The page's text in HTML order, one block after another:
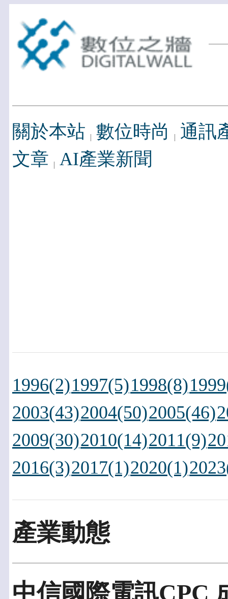
關於本站 數位時尚
通訊
文章 AI產業新聞
1996(2)1997(5)1998(8)
2003(43)2004(50)2005(46)
2009(30)2010(14)2011(9)
2016(3)2017(1)2020(1)
產業動態
中信國際電訊CPC